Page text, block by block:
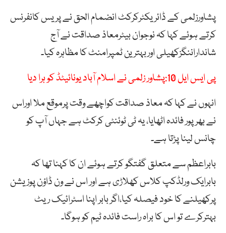
پشاورزلمی کے ڈائریکٹرکرکٹ انضمام الحق نے پریس کانفرنس
کرتے ہوئے کہا کہ نوجوان بیٹرمعاذ صداقت نے آج
شانداراننگزکھیلی اوربہترین ٹمپرامنٹ کا مظاہرہ کیا۔
پی ایس ایل 10:پشاور زلمی نے اسلام آباد یونائیٹڈ کو ہرا دیا
انہوں نے کہا کہ معاذ صداقت کواچھے وقت پرموقع ملا اوراس
نے بھرپور فائدہ اٹھایا، یہ ٹی ٹوئنٹی کرکٹ ہے جہاں آپ کو
چانس لینا پڑتا ہے۔
بابراعظم سے متعلق گفتگو کرتے ہوئے ان کا کہنا تھا کہ
بابرایک ورلڈکپ کلاس کھلاڑی ہے اور اس نے ون ڈاؤن پوزیشن
پرکھیلنے کا خود فیصلہ کیا،اگر بابر اپنا اسٹرائیک ریٹ
بہترکرے تو اس کا براہ راست فائدہ ٹیم کو ہوگا۔